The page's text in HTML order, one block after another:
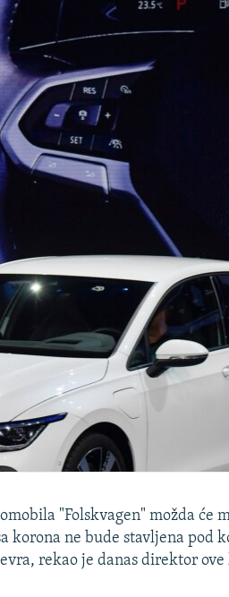
"Folskvagen" možda će
korona ne bude stavljena pod
rekao je danas direktor